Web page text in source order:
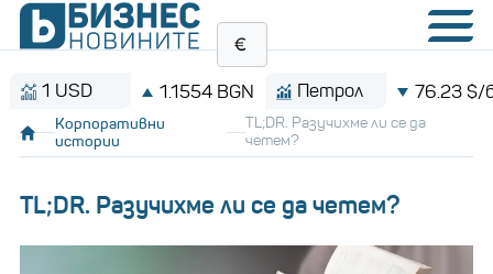
1.1554 BGN Петрол 76.23 $/барел
Корпоративни
истории
TL;DR. Разучихме ли се да
четем?
TL;DR. Разучихме ли се да четем?